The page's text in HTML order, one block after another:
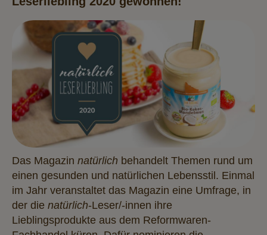
Das Magazin natürlich behandelt Themen rund um
einen gesunden und natürlichen Lebensstil. Einmal
im Jahr veranstaltet das Magazin eine Umfrage, in
der die natürlich-Leser/-innen ihre
Lieblingsprodukte aus dem Reformwaren-